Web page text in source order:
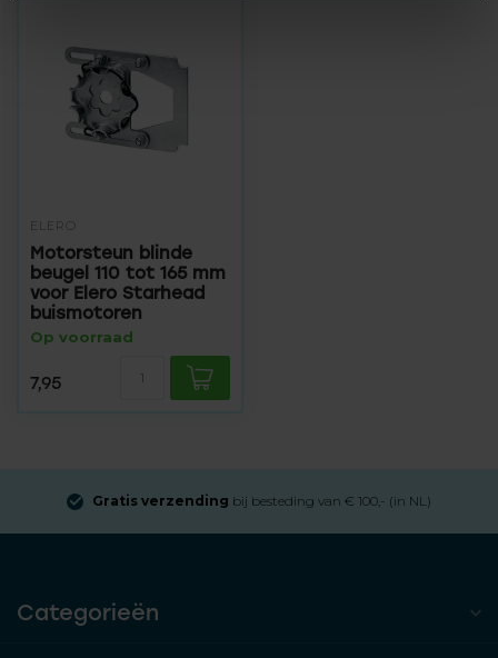
ELERO
Motorsteun blinde
beugel 110 tot 165 mm
voor Elero Starhead
buismotoren
Op voorraad
7,95
Gratis verzending bij besteding van € 100,- (in NL)
Categorieën